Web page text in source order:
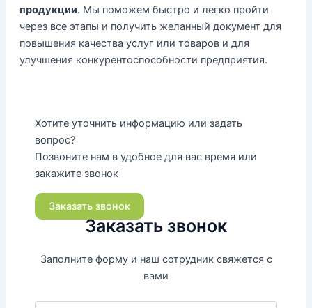
продукции. Мы поможем быстро и легко пройти
через все этапы и получить желанный документ для
повышения качества услуг или товаров и для
улучшения конкурентоспособности предприятия.
Хотите уточнить информацию или задать
вопрос?
Позвоните нам в удобное для вас время или
закажите звонок
Заказать звонок
Заказать звонок
Заполните форму и наш сотрудник свяжется с
вами